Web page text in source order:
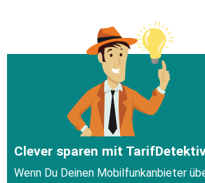
Clever sparen mit
Wenn Du Deinen Mobilfunkanbieter